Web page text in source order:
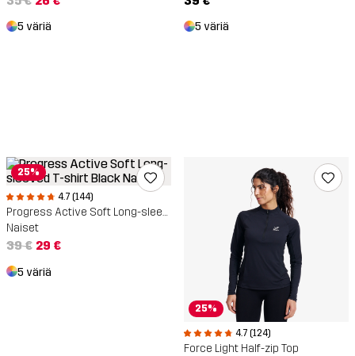
5 väriä 5 väriä
25%
4.7 (144)
Progress Active Soft Long-sleeved T-shirt
Naiset
39 € 29 €
5 väriä
25%
4.7 (124)
Force Light Half-zip Top